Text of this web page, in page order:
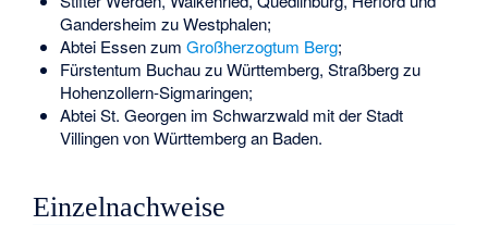
Gandersheim zu Westphalen;
Abtei Essen zum Großherzogtum Berg;
Fürstentum Buchau zu Württemberg, Straßberg zu
Hohenzollern-Sigmaringen;
Abtei St. Georgen im Schwarzwald mit der Stadt
Villingen von Württemberg an Baden.
Einzelnachweise